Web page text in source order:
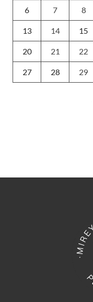
6 7 8
13 14 15
20 21 22
27 28 29